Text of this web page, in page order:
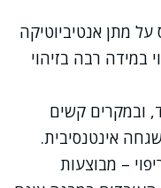
על מתן אנטיביוטיקה
במידה רבה בזיהוי
ובמקרים קשים
אינטנסיבית.
– מבוצעות